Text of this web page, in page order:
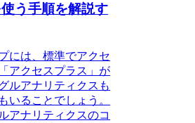
う手順を解説す
には、標準でアクセ
アクセスプラス」が
ルアナリティクスも
いることでしょう。
アナリティクスのコ